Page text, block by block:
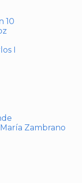
10
I
Zambrano